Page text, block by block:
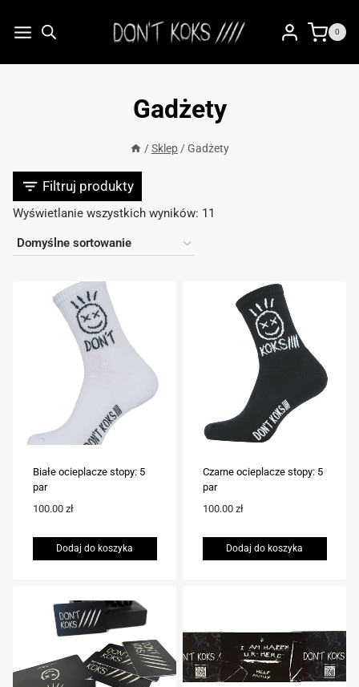
do
0
Gadżety
/Sklep/Gadżety
Filtruj produkty
Wyświetlanie wszystkich wyników: 11
Białe ocieplacze stopy: 5
par
100.00 zł
Dodaj do koszyka
Czarne ocieplacze stopy: 5
par
100.00 zł
Dodaj do koszyka